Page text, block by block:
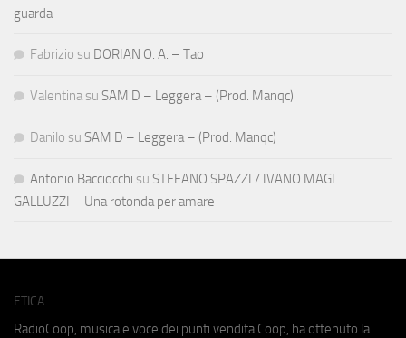
guarda
Fabrizio su DORIAN O. A. – Tao
Valentina su SAM D – Leggera – (Prod. Manqc)
Danilo su SAM D – Leggera – (Prod. Manqc)
Antonio Bacciocchi su STEFANO SPAZZI / IVANO MAGI
GALLUZZI – Una rotonda per amare
ETICA
RadioCoop, musica e voce dei punti vendita Coop, ha ottenuto la